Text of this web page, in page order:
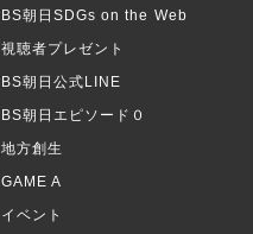
BS朝日SDGs on the Web
視聴者プレゼント
BS朝日公式LINE
BS朝日エピソード０
地方創生
GAME A
イベント